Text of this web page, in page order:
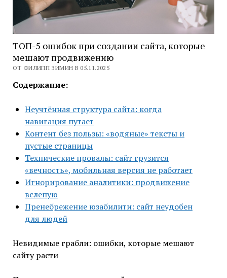
ТОП-5 ошибок при создании сайта, которые
мешают продвижению
ОТ ФИЛИПП ЗИМИН В 05.11.2025
Содержание:
Неучтённая структура сайта: когда
навигация путает
Контент без пользы: «водяные» тексты и
пустые страницы
Технические провалы: сайт грузится
«вечность», мобильная версия не работает
Игнорирование аналитики: продвижение
вслепую
Пренебрежение юзабилити: сайт неудобен
для людей
Невидимые грабли: ошибки, которые мешают
сайту расти